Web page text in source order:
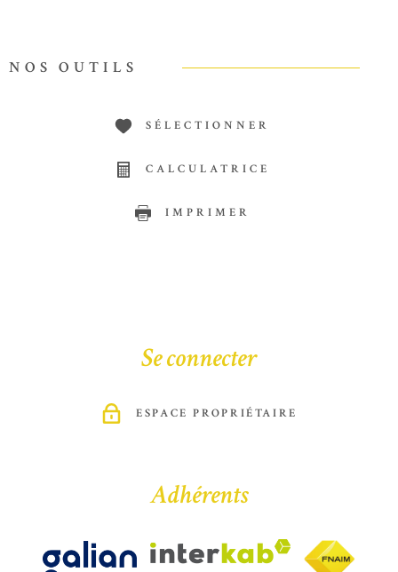
NOS OUTILS
SÉLECTIONNER
CALCULATRICE
IMPRIMER
Se connecter
ESPACE PROPRIÉTAIRE
Adhérents